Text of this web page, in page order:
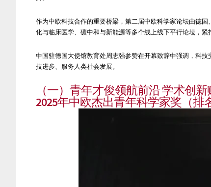
作为中欧科技合作的重要桥梁，第二届中欧科学家论坛由德
化与临床医学、碳中和与新能源等多个线上线下平行论坛，
中国驻德国大使馆教育处周志强参赞在开幕致辞中强调，科技
技进步、服务人类社会发展。
（一） 青年才俊领航前沿 学术创新
2025年中欧杰出青年科学家奖（排